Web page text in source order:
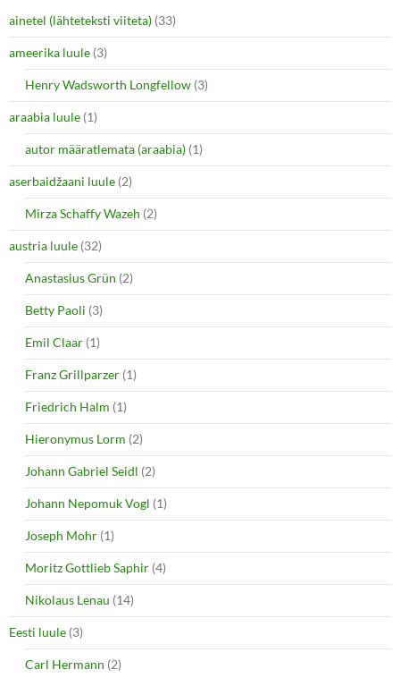
t
t
e
r
(
O
p
e
n
n
n
w
w
i
n
d
o
)
e
b
o
o
k
(
O
p
e
n
i
n
n
e
w
w
i
n
d
w
)
ainetel (lähteteksti viiteta) (33)
ameerika luule (3)
Henry Wadsworth Longfellow (3)
araabia luule (1)
autor määratlemata (araabia) (1)
aserbaidžaani luule (2)
Mirza Schaffy Wazeh (2)
austria luule (32)
Anastasius Grün (2)
Betty Paoli (3)
Emil Claar (1)
Franz Grillparzer (1)
Friedrich Halm (1)
Hieronymus Lorm (2)
Johann Gabriel Seidl (2)
Johann Nepomuk Vogl (1)
Joseph Mohr (1)
Moritz Gottlieb Saphir (4)
Nikolaus Lenau (14)
Eesti luule (3)
Carl Hermann (2)